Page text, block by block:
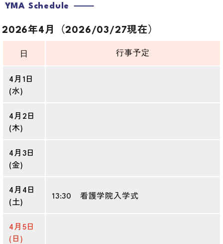
医師
につ
いて
のみ
なさ
まへ
YMA Schedule
2026年4月（2026/03/27現在）
日 行事予定
4月1日
(水)
4月2日
(木)
4月3日
(金)
4月4日
(土)
13:30 看護学院入学式
4月5日
(日)